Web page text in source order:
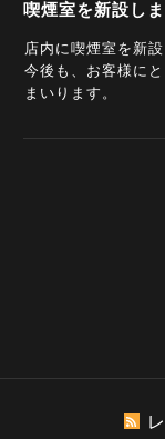
喫煙室を新設しま
店内に喫煙室を新設
今後も、お客様に
まいります。